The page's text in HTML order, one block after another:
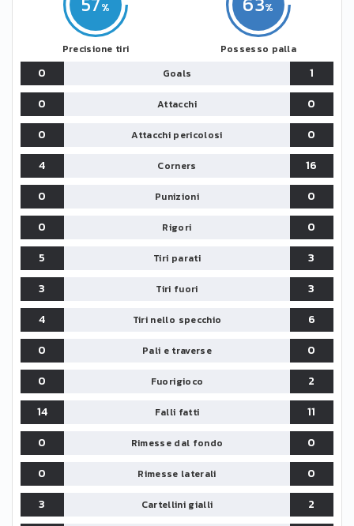
Precisione tiri Possesso palla
0 Goals
1
0
Attacchi
0
0
Attacchi pericolosi
0
4
Corners
16
0
Punizioni
0
0
Rigori
0
5
Tiri parati
3
3
Tiri fuori
3
4
Tiri nello specchio
6
0
Pali e traverse
0
0
Fuorigioco
2
14
Falli fatti
11
0
Rimesse dal fondo
0
0
Rimesse laterali
0
3
Cartellini gialli
2